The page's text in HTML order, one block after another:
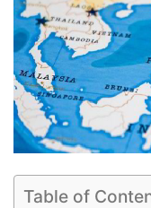
Table of